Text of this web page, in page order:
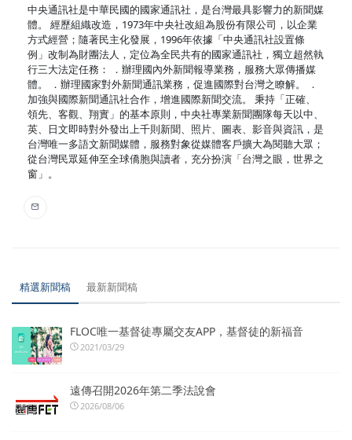
中央通訊社是中華民國的國家通訊社，是台灣最具影響力的新聞媒
體。 經歷組織改造，1973年中央社改組為股份有限公司，以企業
方式經營；隨著民主化發展，1996年依據「中央通訊社設置條
例」改制為財團法人，定位為全民共有的國家通訊社，獨立超然執
行三大法定任務： ．辦理國內外新聞報導業務，服務大眾傳播媒
體。 ．辦理國家對外新聞通訊業務，促進國際對台灣之瞭解。 ．
加強與國際新聞通訊社合作，增進國際新聞交流。 秉持「正確、
領先、客觀、翔實」的基本原則，中央社專業新聞團隊每天以中、
英、日文即時對外發出上千則新聞、照片、圖表、影音與資訊，是
台灣唯一多語文新聞媒體，服務對象從媒體客戶擴大為閱聽大眾；
從台灣民眾延伸至全球僑胞與讀者，充分扮演「台灣之眼，世界之
窗」。
精選新聞稿 最新新聞稿
FLOC唯一基督徒專屬交友APP，基督徒的新福音
2021/03/29
遠傳召開2026年第二季法說會
2026/08/06